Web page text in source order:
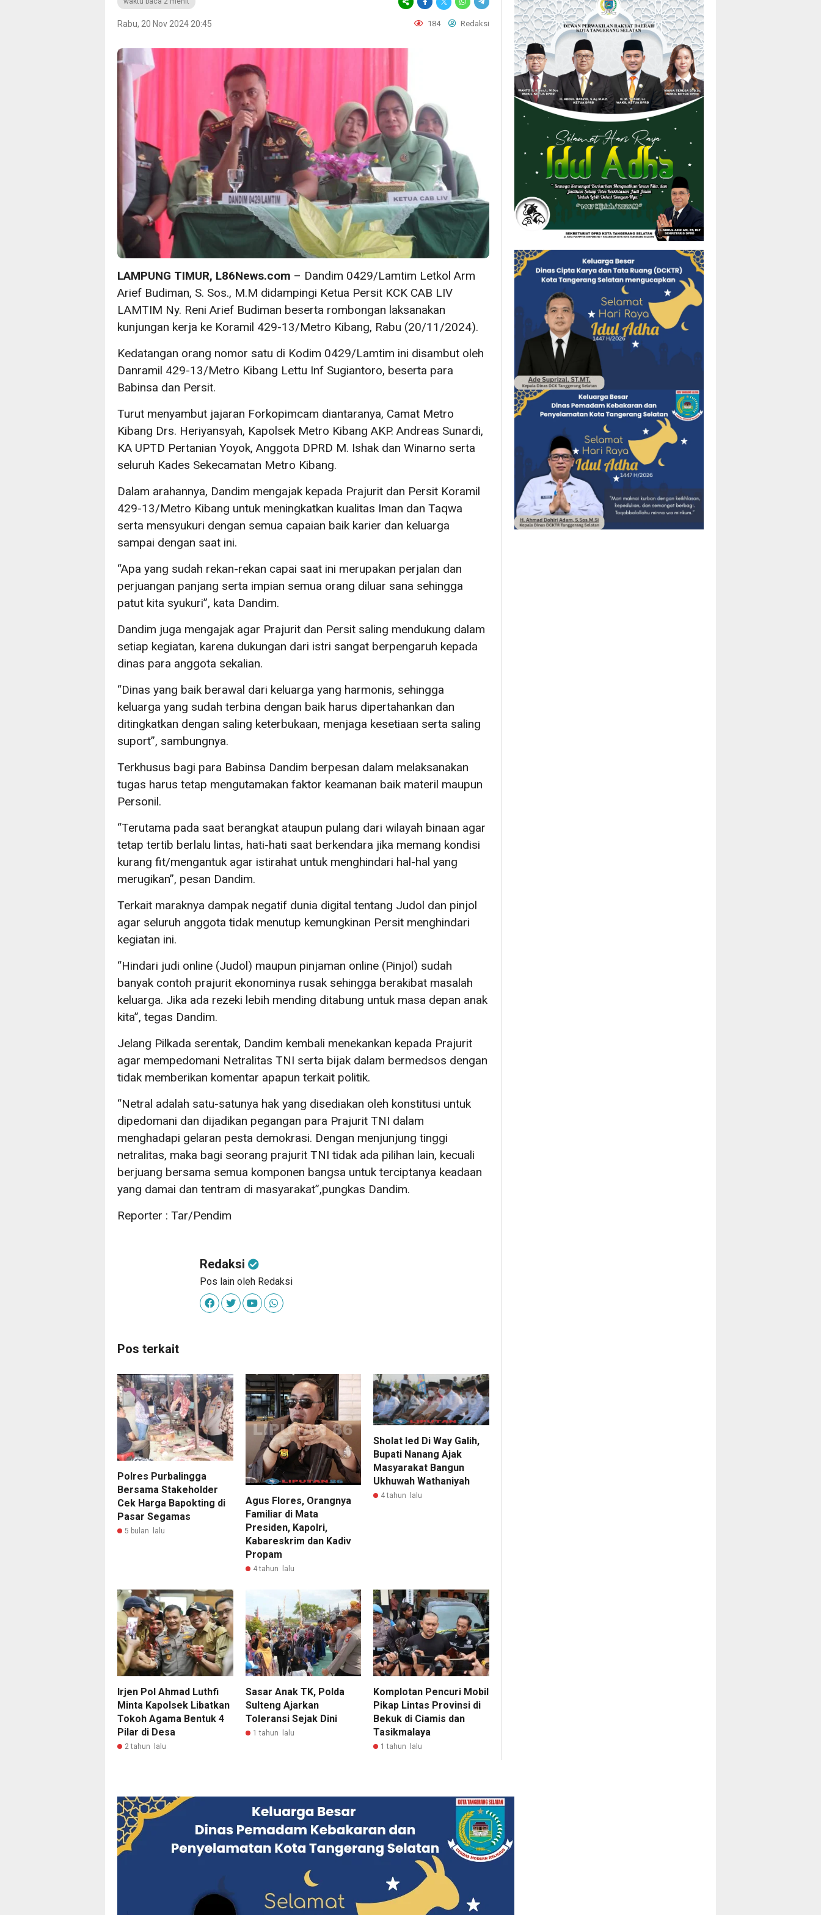
Rabu, 20 Nov 2024 20:45 184 Redaksi
LAMPUNG TIMUR, L86News.com – Dandim 0429/Lamtim Letkol Arm
Arief Budiman, S. Sos., M.M didampingi Ketua Persit KCK CAB LIV
LAMTIM Ny. Reni Arief Budiman beserta rombongan laksanakan
kunjungan kerja ke Koramil 429-13/Metro Kibang, Rabu (20/11/2024).
Kedatangan orang nomor satu di Kodim 0429/Lamtim ini disambut oleh
Danramil 429-13/Metro Kibang Lettu Inf Sugiantoro, beserta para
Babinsa dan Persit.
Turut menyambut jajaran Forkopimcam diantaranya, Camat Metro
Kibang Drs. Heriyansyah, Kapolsek Metro Kibang AKP. Andreas Sunardi,
KA UPTD Pertanian Yoyok, Anggota DPRD M. Ishak dan Winarno serta
seluruh Kades Sekecamatan Metro Kibang.
Dalam arahannya, Dandim mengajak kepada Prajurit dan Persit Koramil
429-13/Metro Kibang untuk meningkatkan kualitas Iman dan Taqwa
serta mensyukuri dengan semua capaian baik karier dan keluarga
sampai dengan saat ini.
“Apa yang sudah rekan-rekan capai saat ini merupakan perjalan dan
perjuangan panjang serta impian semua orang diluar sana sehingga
patut kita syukuri”, kata Dandim.
Dandim juga mengajak agar Prajurit dan Persit saling mendukung dalam
setiap kegiatan, karena dukungan dari istri sangat berpengaruh kepada
dinas para anggota sekalian.
“Dinas yang baik berawal dari keluarga yang harmonis, sehingga
keluarga yang sudah terbina dengan baik harus dipertahankan dan
ditingkatkan dengan saling keterbukaan, menjaga kesetiaan serta saling
suport”, sambungnya.
Terkhusus bagi para Babinsa Dandim berpesan dalam melaksanakan
tugas harus tetap mengutamakan faktor keamanan baik materil maupun
Personil.
“Terutama pada saat berangkat ataupun pulang dari wilayah binaan agar
tetap tertib berlalu lintas, hati-hati saat berkendara jika memang kondisi
kurang fit/mengantuk agar istirahat untuk menghindari hal-hal yang
merugikan”, pesan Dandim.
Terkait maraknya dampak negatif dunia digital tentang Judol dan pinjol
agar seluruh anggota tidak menutup kemungkinan Persit menghindari
kegiatan ini.
“Hindari judi online (Judol) maupun pinjaman online (Pinjol) sudah
banyak contoh prajurit ekonominya rusak sehingga berakibat masalah
keluarga. Jika ada rezeki lebih mending ditabung untuk masa depan anak
kita”, tegas Dandim.
Jelang Pilkada serentak, Dandim kembali menekankan kepada Prajurit
agar mempedomani Netralitas TNI serta bijak dalam bermedsos dengan
tidak memberikan komentar apapun terkait politik.
“Netral adalah satu-satunya hak yang disediakan oleh konstitusi untuk
dipedomani dan dijadikan pegangan para Prajurit TNI dalam
menghadapi gelaran pesta demokrasi. Dengan menjunjung tinggi
netralitas, maka bagi seorang prajurit TNI tidak ada pilihan lain, kecuali
berjuang bersama semua komponen bangsa untuk terciptanya keadaan
yang damai dan tentram di masyarakat”,pungkas Dandim.
Reporter : Tar/Pendim
Redaksi
Pos lain oleh Redaksi
Pos terkait
Polres Purbalingga
Bersama Stakeholder
Cek Harga Bapokting di
Pasar Segamas
5 bulan lalu
Agus Flores, Orangnya
Familiar di Mata
Presiden, Kapolri,
Kabareskrim dan Kadiv
Propam
4 tahun lalu
Sholat Ied Di Way Galih,
Bupati Nanang Ajak
Masyarakat Bangun
Ukhuwah Wathaniyah
4 tahun lalu
Irjen Pol Ahmad Luthfi
Minta Kapolsek Libatkan
Tokoh Agama Bentuk 4
Pilar di Desa
2 tahun lalu
Sasar Anak TK, Polda
Sulteng Ajarkan
Toleransi Sejak Dini
1 tahun lalu
Komplotan Pencuri Mobil
Pikap Lintas Provinsi di
Bekuk di Ciamis dan
Tasikmalaya
1 tahun lalu